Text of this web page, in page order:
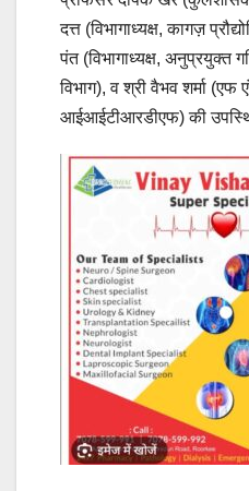
दत्त (विभागाध्यक्ष, कागज़
पंत (विभागाध्यक्ष, अनुप्रयुक्त
विभाग), व श्री वैभव शर्मा (एफ
आईआईटीआरडीएफ) की